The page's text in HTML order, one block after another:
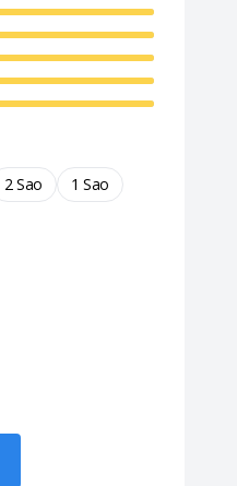
2 Sao 1 Sao